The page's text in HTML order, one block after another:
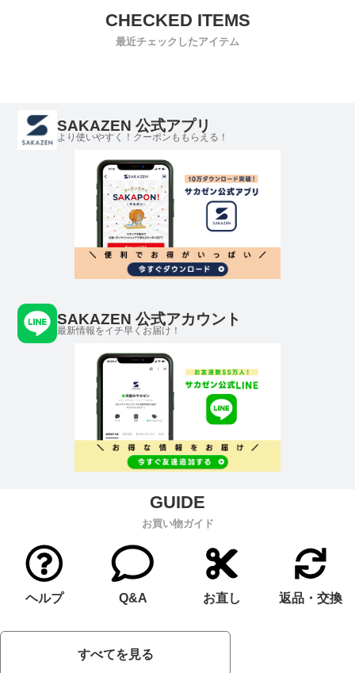
最近チェックしたアイテム
SAKAZEN 公式アプリ
より使いやすく！クーポンももらえる！
SAKAZEN 公式アカウント
最新情報をイチ早くお届け！
お買い物ガイド
ヘルプ Q&A お直し 返品・交換
すべてを見る